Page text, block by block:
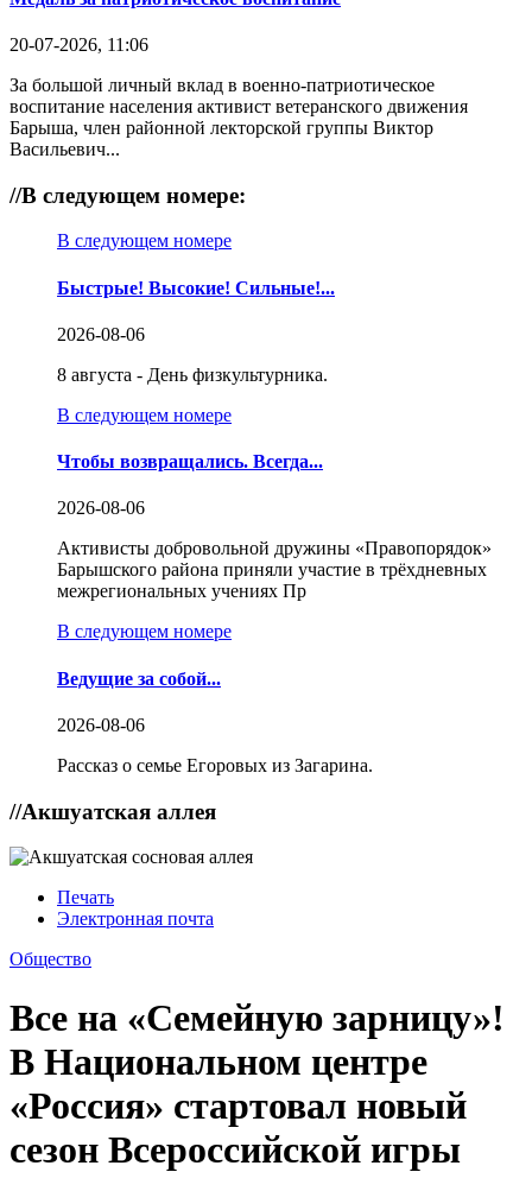
20-07-2026, 11:06
За большой личный вклад в военно-патриотическое
воспитание населения активист ветеранского движения
Барыша, член районной лекторской группы Виктор
Васильевич...
//В следующем номере:
В следующем номере
Быстрые! Высокие! Сильные!...
2026-08-06
8 августа - День физкультурника.
В следующем номере
Чтобы возвращались. Всегда...
2026-08-06
Активисты добровольной дружины «Правопорядок»
Барышского района приняли участие в трёхдневных
межрегиональных учениях Пр
В следующем номере
Ведущие за собой...
2026-08-06
Рассказ о семье Егоровых из Загарина.
//Акшуатская аллея
Печать
Электронная почта
Общество
Все на «Семейную зарницу»!
В Национальном центре
«Россия» стартовал новый
сезон Всероссийской игры